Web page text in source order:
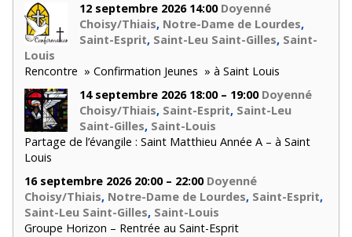
12 septembre 2026 14:00 Doyenné
Choisy/Thiais, Notre-Dame de Lourdes,
Saint-Esprit, Saint-Leu Saint-Gilles, Saint-
Louis
Rencontre » Confirmation Jeunes » à Saint Louis
14 septembre 2026 18:00 – 19:00 Doyenné
Choisy/Thiais, Saint-Esprit, Saint-Leu
Saint-Gilles, Saint-Louis
Partage de l’évangile : Saint Matthieu Année A – à Saint
Louis
16 septembre 2026 20:00 – 22:00 Doyenné
Choisy/Thiais, Notre-Dame de Lourdes, Saint-Esprit,
Saint-Leu Saint-Gilles, Saint-Louis
Groupe Horizon – Rentrée au Saint-Esprit